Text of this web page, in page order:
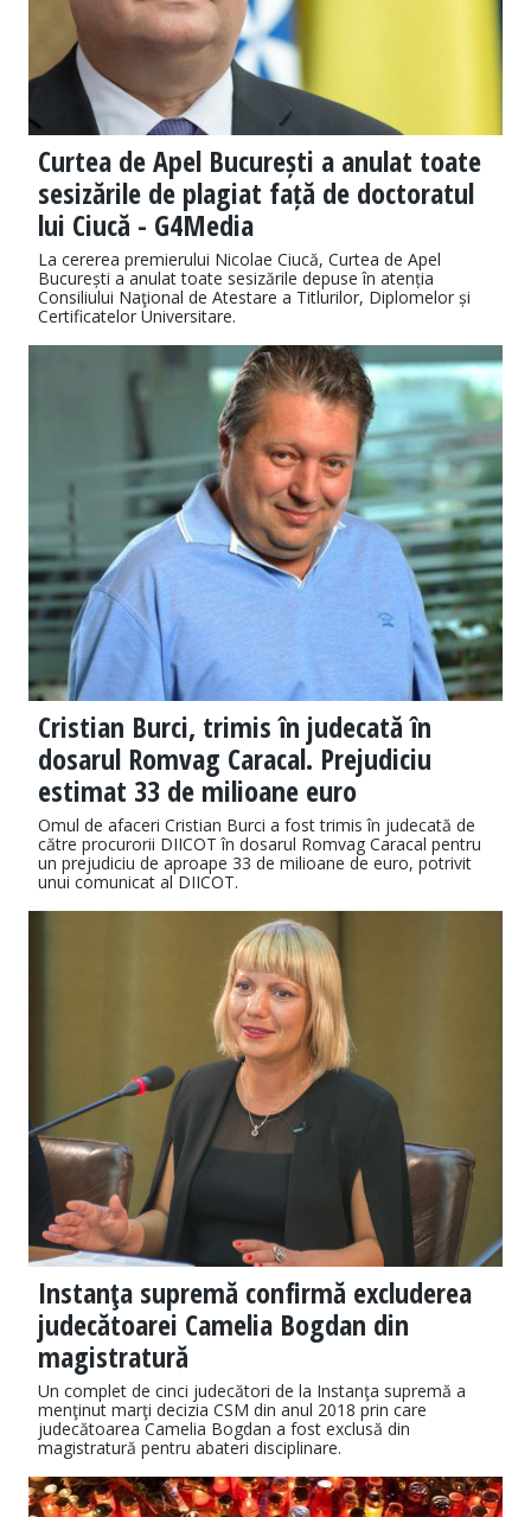
Curtea de Apel București a anulat toate
sesizările de plagiat față de doctoratul
lui Ciucă - G4Media
La cererea premierului Nicolae Ciucă, Curtea de Apel
București a anulat toate sesizările depuse în atenția
Consiliului Naţional de Atestare a Titlurilor, Diplomelor și
Certificatelor Universitare.
Cristian Burci, trimis în judecată în
dosarul Romvag Caracal. Prejudiciu
estimat 33 de milioane euro
Omul de afaceri Cristian Burci a fost trimis în judecată de
către procurorii DIICOT în dosarul Romvag Caracal pentru
un prejudiciu de aproape 33 de milioane de euro, potrivit
unui comunicat al DIICOT.
Instanţa supremă confirmă excluderea
judecătoarei Camelia Bogdan din
magistratură
Un complet de cinci judecători de la Instanţa supremă a
menţinut marţi decizia CSM din anul 2018 prin care
judecătoarea Camelia Bogdan a fost exclusă din
magistratură pentru abateri disciplinare.